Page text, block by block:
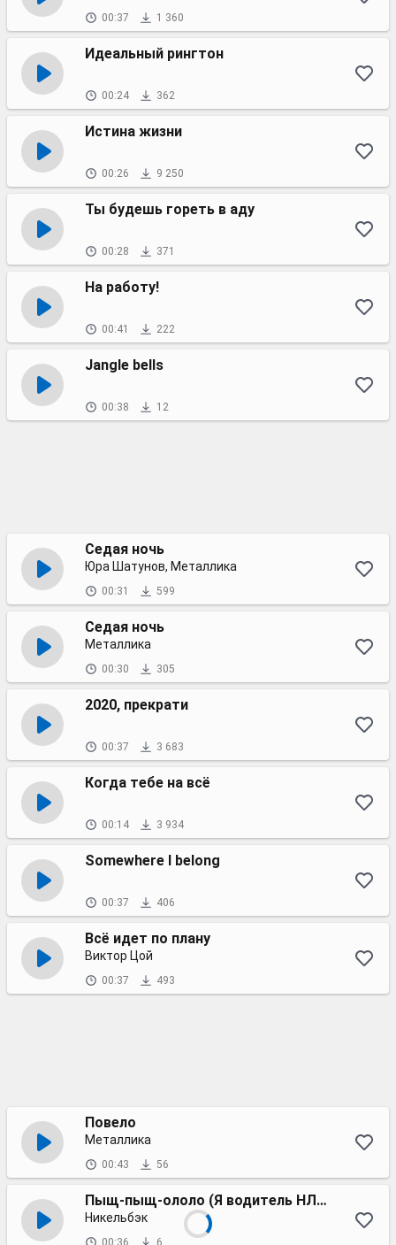
00:37 1 360
Идеальный рингтон
00:24 362
Истина жизни
00:26 9 250
Ты будешь гореть в аду
00:28 371
На работу!
00:41 222
Jangle bells
00:38 12
Седая ночь
Юра Шатунов, Металлика
00:31 599
Седая ночь
Металлика
00:30 305
2020, прекрати
00:37 3 683
Когда тебе на всё
00:14 3 934
Somewhere I belong
00:37 406
Всё идет по плану
Виктор Цой
00:37 493
Повело
Металлика
00:43 56
Пыщ-пыщ-ололо (Я водитель НЛО), но это "кантри" (SUNO AI)
Никельбэк
00:36 6